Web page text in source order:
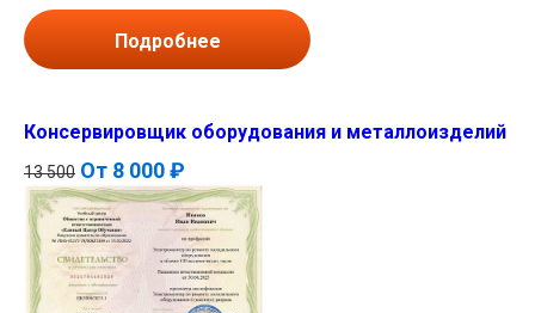
Подробнее
Консервировщик оборудования и металлоизделий
13 500 От 8 000 ₽